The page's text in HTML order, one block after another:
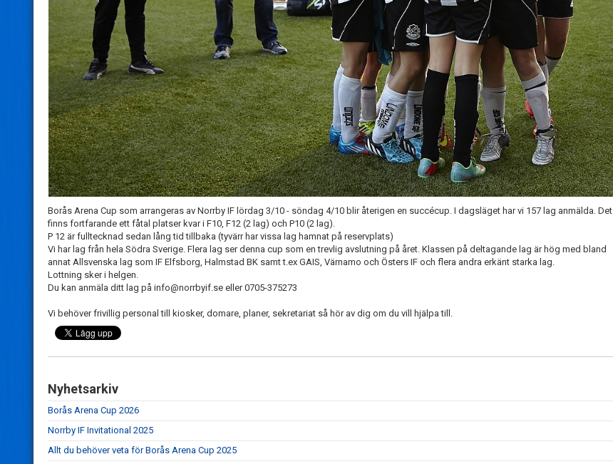
Borås Arena Cup som arrangeras av Norrby IF lördag 3/10 - söndag 4/10 blir återigen en succécup. I dagsläget har vi 157 lag anmälda. Det
finns fortfarande ett fåtal platser kvar i F10, F12 (2 lag) och P10 (2 lag).
P 12 är fulltecknad sedan lång tid tillbaka (tyvärr har vissa lag hamnat på reservplats)
Vi har lag från hela Södra Sverige. Flera lag ser denna cup som en trevlig avslutning på året. Klassen på deltagande lag är hög med bland
annat Allsvenska lag som IF Elfsborg, Halmstad BK samt t.ex GAIS, Värnamo och Östers IF och flera andra erkänt starka lag.
Lottning sker i helgen.
Du kan anmäla ditt lag på info@norrbyif.se eller 0705-375273
Vi behöver frivillig personal till kiosker, domare, planer, sekretariat så hör av dig om du vill hjälpa till.
Nyhetsarkiv
Borås Arena Cup 2026
Norrby IF Invitational 2025
Allt du behöver veta för Borås Arena Cup 2025